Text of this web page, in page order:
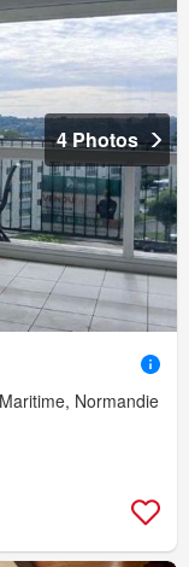
4 Photos
Normandie